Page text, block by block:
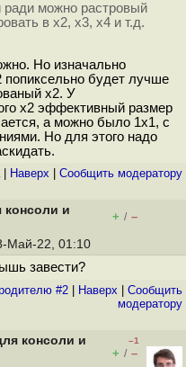
ради можно растровый
в x2, x3, x4 и т.д.
Но изначально
попиксельно будет лучше
х2. У
х2 эффективный размер
а можно было 1х1, с
Но для этого надо
| Наверх Cообщить модератору
и
+ / –
Май-22, 01:10
завести?
#2 Наверх
Cообщить
модератору
консоли и
–1
+ / –